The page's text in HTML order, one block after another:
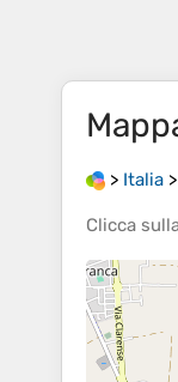
> Italia >
Clicca